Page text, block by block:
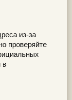
из-за
проверяйте
в